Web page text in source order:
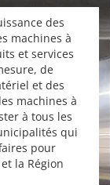
des
machines à
et services
de
et des
machines à
à tous les
qui
pour
la Région